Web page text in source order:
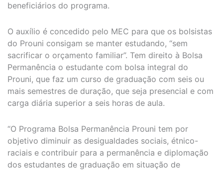
beneficiários do programa.
O auxílio é concedido pelo MEC para que os bolsistas
do Prouni consigam se manter estudando, “sem
sacrificar o orçamento familiar”. Tem direito à Bolsa
Permanência o estudante com bolsa integral do
Prouni, que faz um curso de graduação com seis ou
mais semestres de duração, que seja presencial e com
carga diária superior a seis horas de aula.
“O Programa Bolsa Permanência Prouni tem por
objetivo diminuir as desigualdades sociais, étnico-
raciais e contribuir para a permanência e diplomação
dos estudantes de graduação em situação de